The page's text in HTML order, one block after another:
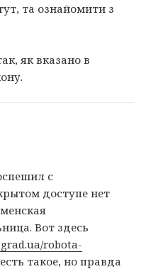
та ознайомити з
як вказано в
с
доступе нет
Вот здесь
robota-
есть такое, но правда